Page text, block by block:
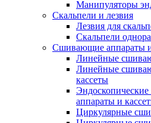
Манипуляторы
Скальпели и лезвия
Лезвия для
Скальпели
Сшивающие аппараты
Линейные
Линейные
кассеты
аппараты и
Циркулярные